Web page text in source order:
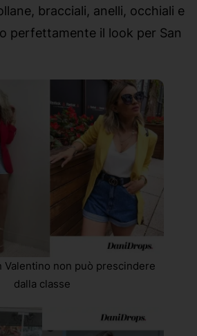
bracciali, anelli, occhiali e
perfettamente il look per San
Valentino non può prescindere
dalla classe